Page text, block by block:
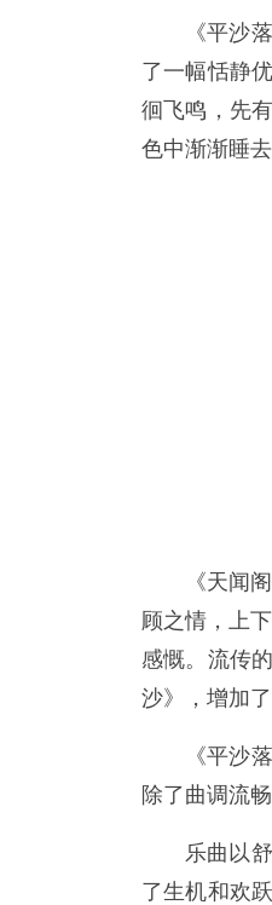
《平沙
了一幅恬静
徊飞鸣，先
色中渐渐睡
《天闻
顾之情，上
感慨。流传
沙》，增加
《平沙
除了曲调流
乐曲以
了生机和欢